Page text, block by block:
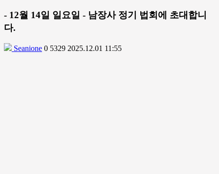
- 12월 14일 일요일 - 남장사 정기 법회에 초대합니
다.
Seanione 0 5329 2025.12.01 11:55